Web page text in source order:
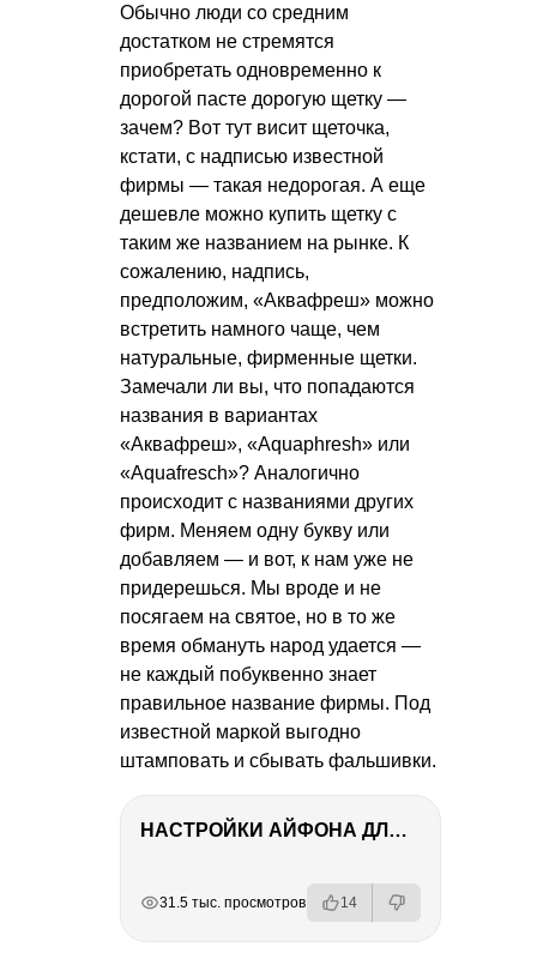
Обычно люди со средним
достатком не стремятся
приобретать одновременно к
дорогой пасте дорогую щетку —
зачем? Вот тут висит щеточка,
кстати, с надписью известной
фирмы — такая недорогая. А еще
дешевле можно купить щетку с
таким же названием на рынке. К
сожалению, надпись,
предположим, «Аквафреш» можно
встретить намного чаще, чем
натуральные, фирменные щетки.
Замечали ли вы, что попадаются
названия в вариантах
«Аквафреш», «Aquaphresh» или
«Aquafresch»? Аналогично
происходит с названиями других
фирм. Меняем одну букву или
добавляем — и вот, к нам уже не
придерешься. Мы вроде и не
посягаем на святое, но в то же
время обмануть народ удается —
не каждый побуквенно знает
правильное название фирмы. Под
известной маркой выгодно
штамповать и сбывать фальшивки.
НАСТРОЙКИ АЙФОНА ДЛЯ ФОТО И ВИДЕО
31.5 тыс. просмотров 14